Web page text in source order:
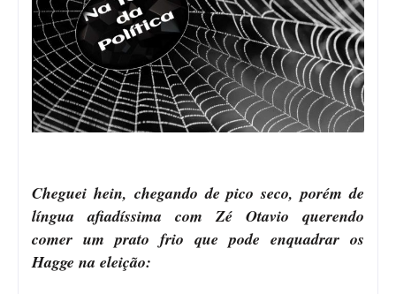
Cheguei hein, chegando de pico seco, porém de
língua afiadíssima com Zé Otavio querendo
comer um prato frio que pode enquadrar os
Hagge na eleição: